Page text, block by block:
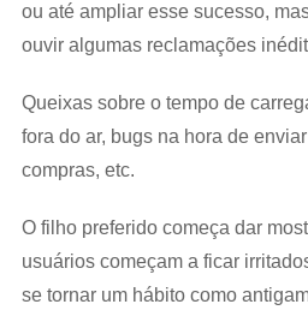
ou até ampliar esse sucesso,
ouvir algumas reclamações
Queixas sobre o tempo de
fora do ar, bugs na hora de
compras, etc.
O filho preferido começa dar
usuários começam a ficar
se tornar um hábito como